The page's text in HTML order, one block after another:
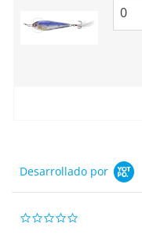
Desarrollado por